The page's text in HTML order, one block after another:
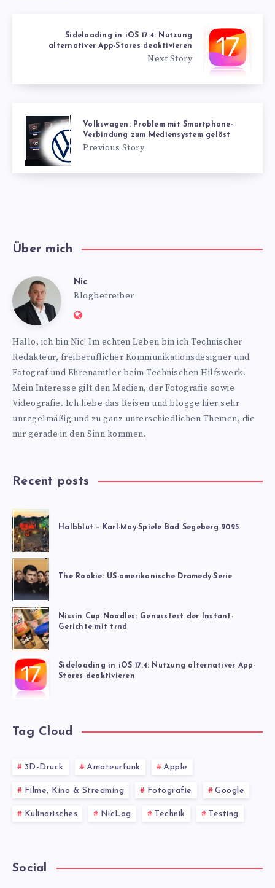
Sideloading in iOS 17.4: Nutzung
alternativer App-Stores deaktivieren
Next Story
Volkswagen: Problem mit Smartphone-
Verbindung zum Mediensystem gelöst
Previous Story
Über mich
Nic Nic
Blogbetreiber
Website:
Hallo, ich bin Nic! Im echten Leben bin ich Technischer
Redakteur, freiberuflicher Kommunikationsdesigner und
Fotograf und Ehrenamtler beim Technischen Hilfswerk.
Mein Interesse gilt den Medien, der Fotografie sowie
Videografie. Ich liebe das Reisen und blogge hier sehr
unregelmäßig und zu ganz unterschiedlichen Themen, die
mir gerade in den Sinn kommen.
Recent posts
Halbblut – Karl-May-Spiele Bad Segeberg 2025
The Rookie: US-amerikanische Dramedy-Serie
Nissin Cup Noodles: Genusstest der Instant-
Gerichte mit trnd
Sideloading in iOS 17.4: Nutzung alternativer App-
Stores deaktivieren
Tag Cloud
3D-Druck Amateurfunk Apple
Filme, Kino & Streaming Fotografie Google
Kulinarisches NicLog Technik Testing
Social